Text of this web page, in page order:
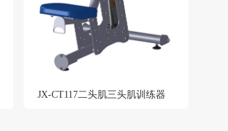
JX-CT117二头肌三头肌训练器